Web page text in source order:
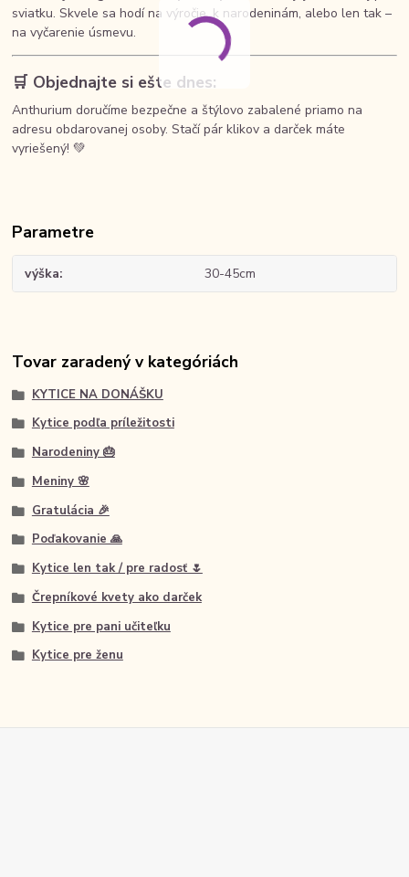
sviatku. Skvele sa hodí na výročie, k narodeninám, alebo len tak –
na vyčarenie úsmevu.
🛒 Objednajte si ešte dnes:
Anthurium doručíme bezpečne a štýlovo zabalené priamo na
adresu obdarovanej osoby. Stačí pár klikov a darček máte
vyriešený! 💚
Parametre
výška 30-45cm
Tovar zaradený v kategóriách
KYTICE NA DONÁŠKU
Kytice podľa príležitosti
Narodeniny 🎂
Meniny 🌸
Gratulácia 🎉
Poďakovanie 🙏
Kytice len tak / pre radosť 🌷
Črepníkové kvety ako darček
Kytice pre pani učiteľku
Kytice pre ženu